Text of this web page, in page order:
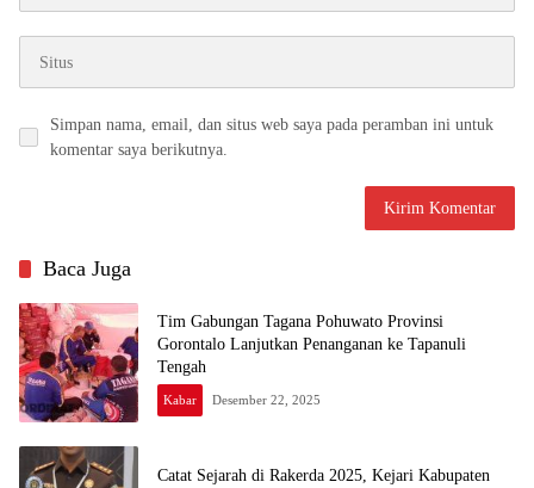
Simpan nama, email, dan situs web saya pada peramban ini untuk
komentar saya berikutnya.
Baca Juga
Tim Gabungan Tagana Pohuwato Provinsi
Gorontalo Lanjutkan Penanganan ke Tapanuli
Tengah
Kabar Desember 22, 2025
Catat Sejarah di Rakerda 2025, Kejari Kabupaten